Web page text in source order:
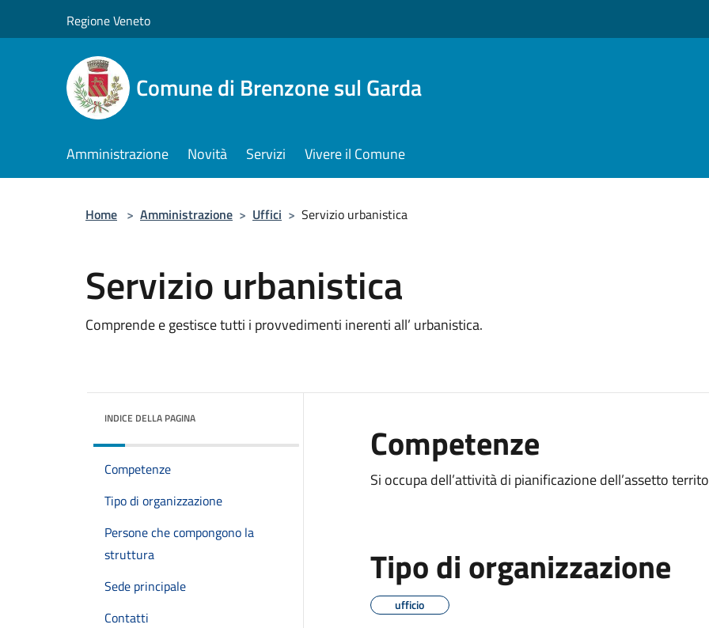
Regione Veneto
Comune di Brenzone sul Garda
Amministrazione Novità Servizi Vivere il Comune
Home > Amministrazione > Uffici > Servizio urbanistica
Servizio urbanistica
Comprende e gestisce tutti i provvedimenti inerenti all’ urbanistica.
INDICE DELLA PAGINA
Competenze
Tipo di organizzazione
Persone che compongono la
struttura
Sede principale
Contatti
Competenze
Si occupa dell’attività di pianificazione dell’assetto
Tipo di organizzazione
ufficio